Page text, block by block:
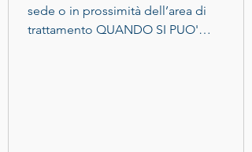
sede o in prossimità dell’area di
trattamento QUANDO SI PUO'